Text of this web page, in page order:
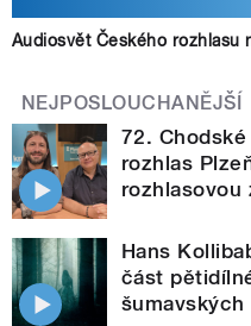
Audiosvět Českého rozhlasu
NEJPOSLOUCHANĚJŠÍ
72.
rozhlas
rozhlasovou
Hans
část